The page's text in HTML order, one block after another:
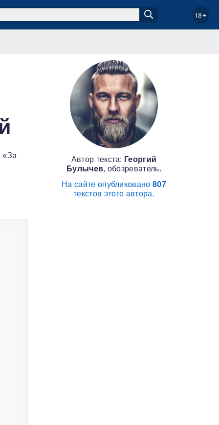
18+
«За Автор текста: Георгий
Булычев, обозреватель.
На сайте опубликовано807
текстов этого автора.